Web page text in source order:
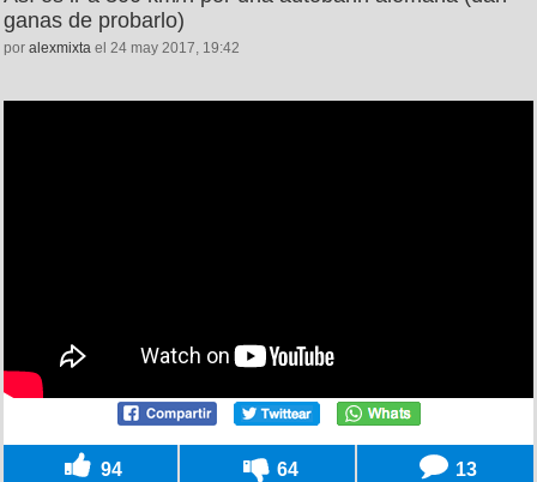
ganas de probarlo)
por alexmixta el 24 may 2017, 19:42
94 64 13